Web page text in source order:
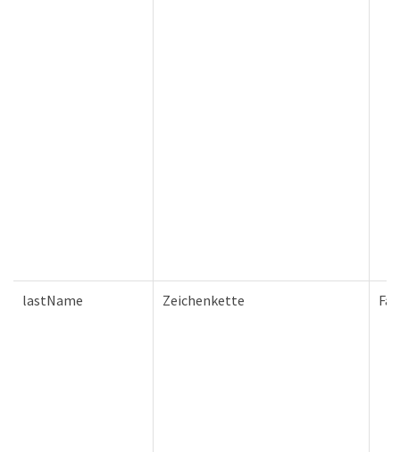
lastName Zeichenkette